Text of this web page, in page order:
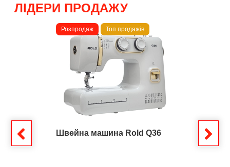
ЛІДЕРИ ПРОДАЖУ
Розпродаж Топ продажів
Швейна машина Rold Q36